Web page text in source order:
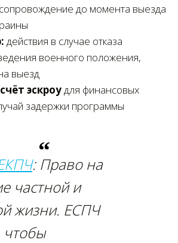
до момента выезда
действия в случае отказа
военного положения,
выезд
эскроудля финансовых
задержки программы
: Право на
частной и
жизни. ЕСПЧ
чтобы